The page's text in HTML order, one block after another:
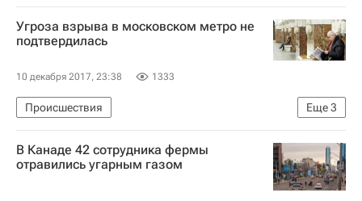
Угроза взрыва в московском метро не
подтвердилась
10 декабря 2017, 23:38 1333
Еще3
Происшествия
Массовые звонки о "минировании" зданий в России
Москва
Московский метрополитен
В Канаде 42 сотрудника фермы
отравились угарным газом